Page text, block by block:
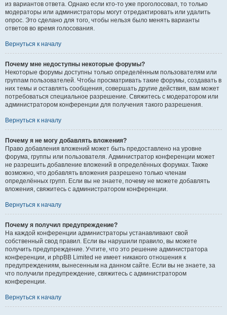
из вариантов ответа. Однако если кто-то уже проголосовал, то только
модераторы или администраторы могут отредактировать или удалить
опрос. Это сделано для того, чтобы нельзя было менять варианты
ответов во время голосования.
Вернуться к началу
Почему мне недоступны некоторые форумы?
Некоторые форумы доступны только определённым пользователям или
группам пользователей. Чтобы просматривать такие форумы, создавать в
них темы и оставлять сообщения, совершать другие действия, вам может
потребоваться специальное разрешение. Свяжитесь с модератором или
администратором конференции для получения такого разрешения.
Вернуться к началу
Почему я не могу добавлять вложения?
Право добавления вложений может быть предоставлено на уровне
форума, группы или пользователя. Администратор конференции может
не разрешить добавление вложений в определённых форумах. Также
возможно, что добавлять вложения разрешено только членам
определённых групп. Если вы не знаете, почему не можете добавлять
вложения, свяжитесь с администратором конференции.
Вернуться к началу
Почему я получил предупреждение?
На каждой конференции администраторы устанавливают свой
собственный свод правил. Если вы нарушили правило, вы можете
получить предупреждение. Учтите, что это решение администратора
конференции, и phpBB Limited не имеет никакого отношения к
предупреждениям, вынесенным на данном сайте. Если вы не знаете, за
что получили предупреждение, свяжитесь с администратором
конференции.
Вернуться к началу